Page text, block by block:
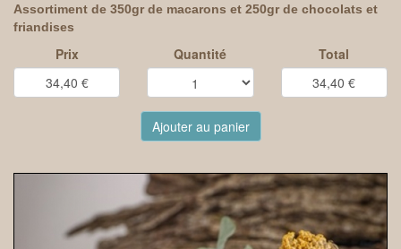
Assortiment de 350gr de macarons et 250gr de chocolats et
friandises
Prix Quantité Total
Ajouter au panier